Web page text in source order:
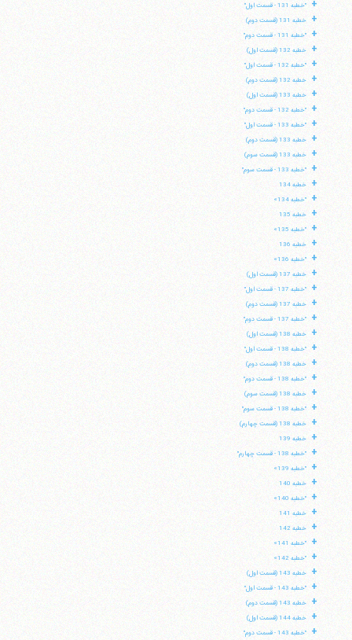
+ "خطبه 131 - قسمت اول"
+ خطبه 131 (قسمت دوم)
+ "خطبه 131 - قسمت دوم"
+ خطبه 132 (قسمت اول)
+ "خطبه 132 - قسمت اول"
+ خطبه 132 (قسمت دوم)
+ خطبه 133 (قسمت اول)
+ "خطبه 132 - قسمت دوم"
+ "خطبه 133 - قسمت اول"
+ خطبه 133 (قسمت دوم)
+ خطبه 133 (قسمت سوم)
+ "خطبه 133 - قسمت سوم"
+ خطبه 134
+ "خطبه 134»
+ خطبه 135
+ "خطبه 135»
+ خطبه 136
+ "خطبه 136»
+ خطبه 137 (قسمت اول)
+ "خطبه 137 - قسمت اول"
+ خطبه 137 (قسمت دوم)
+ "خطبه 137 - قسمت دوم"
+ خطبه 138 (قسمت اول)
+ "خطبه 138 - قسمت اول"
+ خطبه 138 (قسمت دوم)
+ "خطبه 138 - قسمت دوم"
+ خطبه 138 (قسمت سوم)
+ "خطبه 138 - قسمت سوم"
+ خطبه 138 (قسمت چهارم)
+ خطبه 139
+ "خطبه 138 - قسمت چهارم"
+ "خطبه 139»
+ خطبه 140
+ "خطبه 140»
+ خطبه 141
+ خطبه 142
+ "خطبه 141»
+ "خطبه 142»
+ خطبه 143 (قسمت اول)
+ "خطبه 143 - قسمت اول"
+ خطبه 143 (قسمت دوم)
+ خطبه 144 (قسمت اول)
+ "خطبه 143 - قسمت دوم"